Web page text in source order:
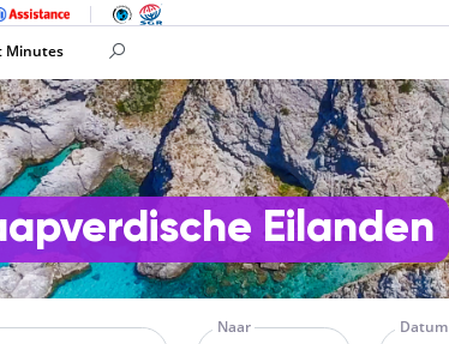
Minutes
Eilanden
Naar
Datum